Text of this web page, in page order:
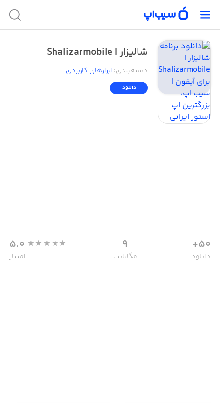
شالیزار | Shalizarmobile
دسته‌بندی: ابزار‌های کاربردی
دانلود
50+
دانلود
9
مگابایت
5.0
امتیاز